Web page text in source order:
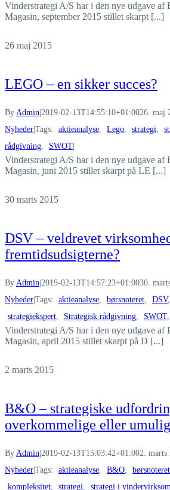
Vinderstrategi A/S har i den nye udgave af
Magasin, september 2015 stillet skarpt [...]
26 maj 2015
LEGO – en sikker succes?
By Admin 2019-02-13T14:55:10+01:0026. maj
Nyheder Tags: aktieanalyse, Lego, strategi,
rådgivning, SWOT
Vinderstrategi A/S har i den nye udgave af
Magasin, juni 2015 stillet skarpt på LE [...]
30 marts 2015
DSV – veldrevet
fremtidsudsigterne?
By Admin 2019-02-13T14:57:23+01:0030.
Nyheder Tags: aktieanalyse børsnoteret DSV,
strategiekspert
Strategisk rådgivning SWOT,
Vinderstrategi A/S har i den nye udgave af
Magasin, april 2015 stillet skarpt på D [...]
2 marts 2015
B&O – strategiske
overkommelige eller
By Admin|2019-02-13T15:03:42+01:002. marts
Nyheder|Tags: aktieanalyse B&O børsnoteret
kompleksitet
strategi strategi i